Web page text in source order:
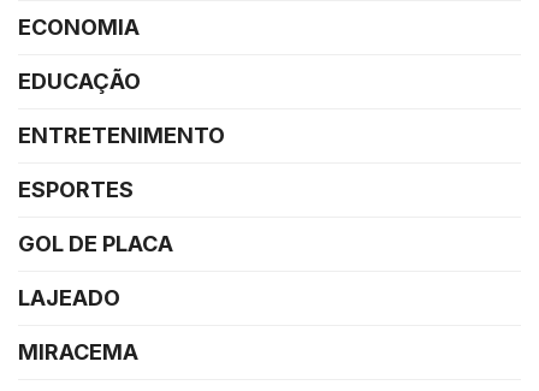
ECONOMIA
EDUCAÇÃO
ENTRETENIMENTO
ESPORTES
GOL DE PLACA
LAJEADO
MIRACEMA